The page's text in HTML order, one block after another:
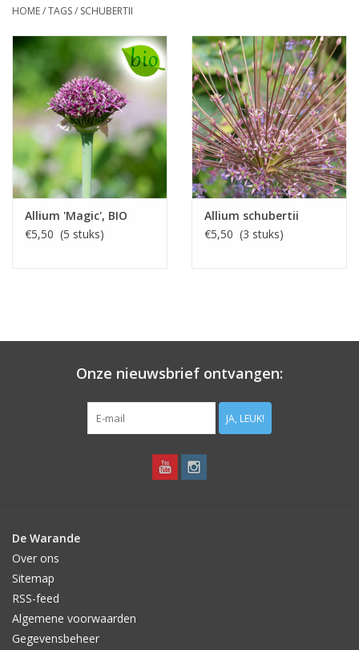
HOME/TAGS/ SCHUBERTII
Allium 'Magic', BIO
€5,50 (5 stuks)
Allium schubertii
€5,50 (3 stuks)
Onze nieuwsbrief ontvangen:
JA, LEUK!
De Warande
Over ons
Sitemap
RSS-feed
Algemene voorwaarden
Gegevensbeheer